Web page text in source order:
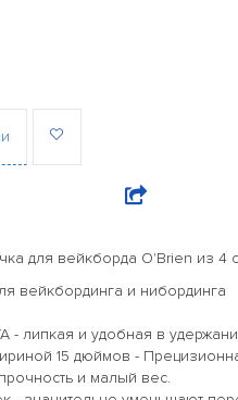
для вейкборда O'Brien из 4
вейкбординга и нибординга
- липкая и удобная в
15 дюймов -
и малый вес.